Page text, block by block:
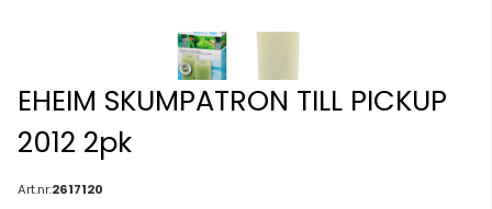
EHEIM SKUMPATRON TILL PICKUP
2012 2pk
Art.nr:2617120